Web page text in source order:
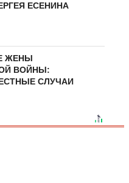
ЕСЕНИНА
ЖЕНЫ
ВОЙНЫ:
СЛУЧАИ